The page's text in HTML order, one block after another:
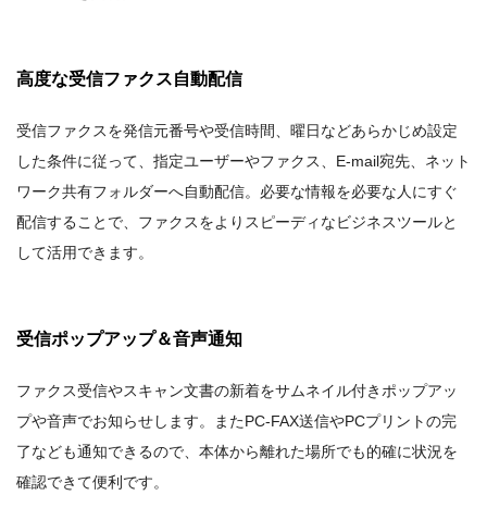
高度な受信ファクス自動配信
受信ファクスを発信元番号や受信時間、曜日などあらかじめ設定
した条件に従って、指定ユーザーやファクス、E-mail宛先、ネット
ワーク共有フォルダーへ自動配信。必要な情報を必要な人にすぐ
配信することで、ファクスをよりスピーディなビジネスツールと
して活用できます。
受信ポップアップ＆音声通知
ファクス受信やスキャン文書の新着をサムネイル付きポップアッ
プや音声でお知らせします。またPC-FAX送信やPCプリントの完
了なども通知できるので、本体から離れた場所でも的確に状況を
確認できて便利です。